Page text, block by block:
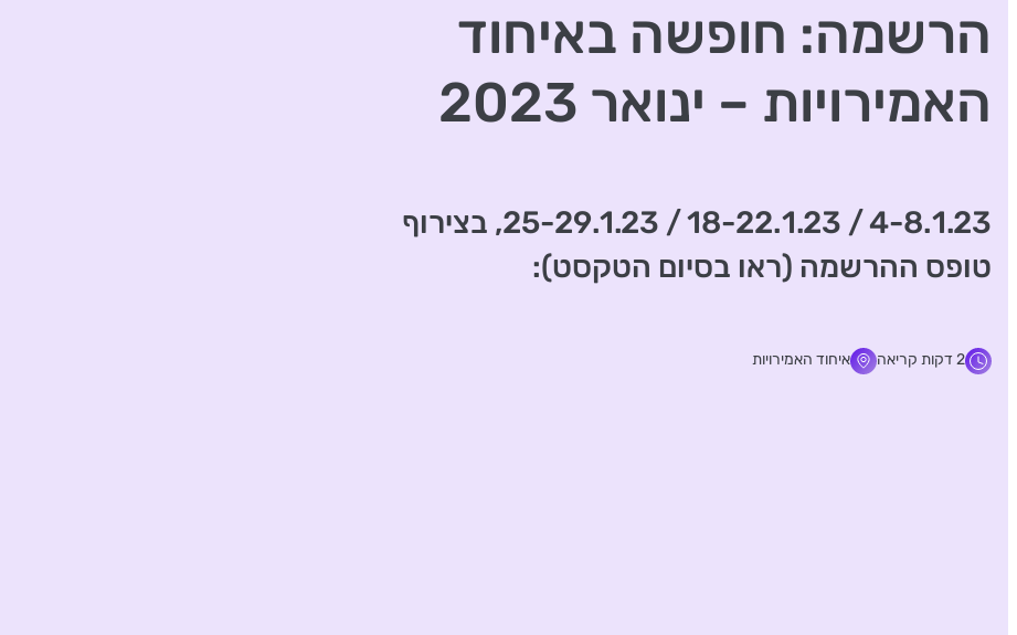
הרשמה: חופשה באיחוד
האמירויות – ינואר 2023
4-8.1.23 / 18-22.1.23 / 25-29.1.23, בצירוף
טופס ההרשמה (ראו בסיום הטקסט):
2 דקות קריאה איחוד האמירויות